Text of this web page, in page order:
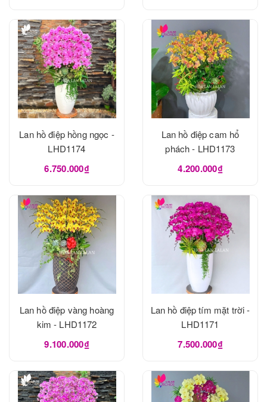
Lan hồ điệp hồng ngọc -
LHD1174
6.750.000₫
Lan hồ điệp cam hổ
phách - LHD1173
4.200.000₫
Lan hồ điệp vàng hoàng
kim - LHD1172
9.100.000₫
Lan hồ điệp tím mặt trời -
LHD1171
7.500.000₫